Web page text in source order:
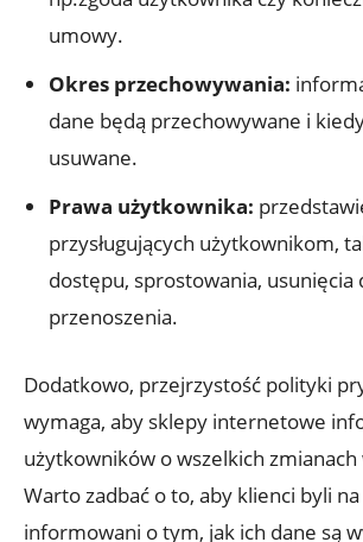
umowy.
Okres przechowywania:
dane będą przechowywane i
usuwane.
Prawa użytkownika:
przysługujących użytkownikom,
dostępu, sprostowania, usunięcia
przenoszenia.
Dodatkowo, przejrzystość polityki
wymaga, aby sklepy internetowe
użytkowników o wszelkich
Warto zadbać o to, aby klienci byli
informowani o tym, jak ich dane są